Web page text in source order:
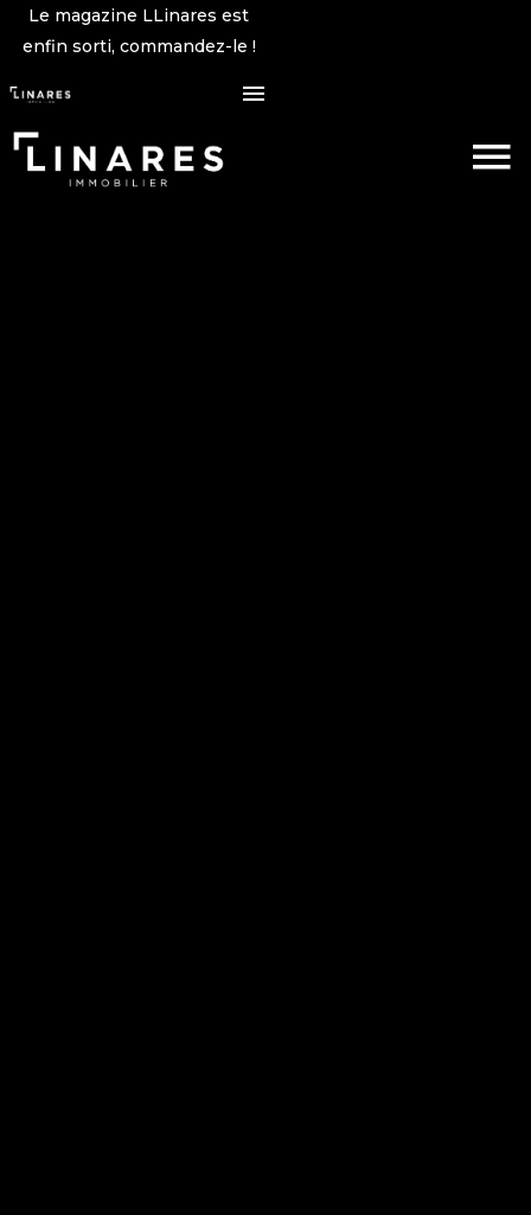
Le magazine LLinares est
enfin sorti, commandez-le !